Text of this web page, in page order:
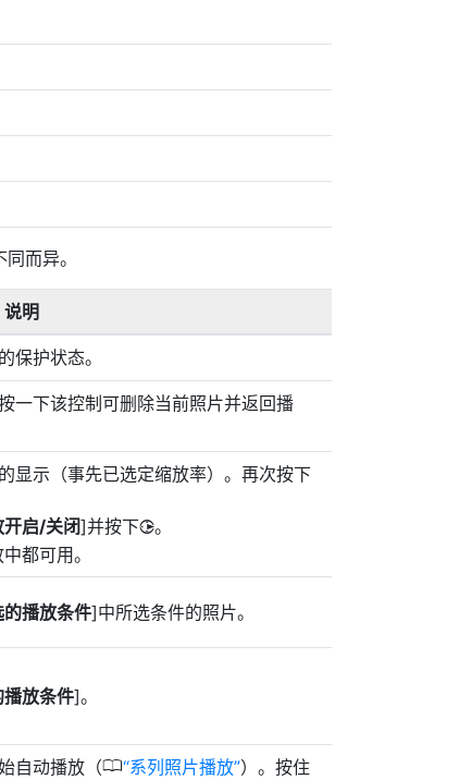
而异。
说明
保护状态。
一下该控制可删除当前照片并返回播
显示（事先已选定缩放率）。再次按下
开启/关闭]并按下2。
都可用。
的播放条件]中所选条件的照片。
放条件]。
自动播放（0 系列照片播放 ）。按住